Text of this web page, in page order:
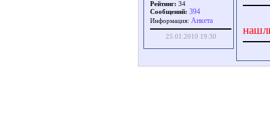
Рейтинг: 34
Сообщений: 394
Информация: Aнкета
25.01.2010 19:30